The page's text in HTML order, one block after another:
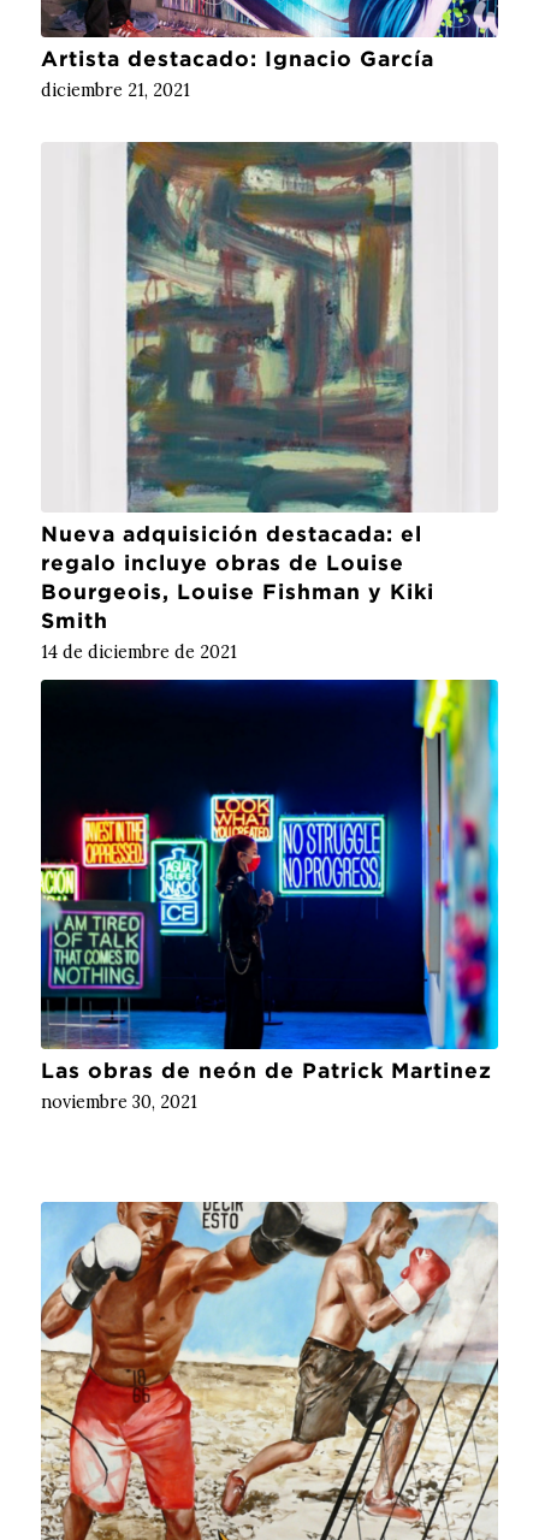
Artista destacado: Ignacio García
diciembre 21, 2021
Nueva adquisición destacada: el
regalo incluye obras de Louise
Bourgeois, Louise Fishman y Kiki
Smith
14 de diciembre de 2021
Las obras de neón de Patrick Martinez
noviembre 30, 2021